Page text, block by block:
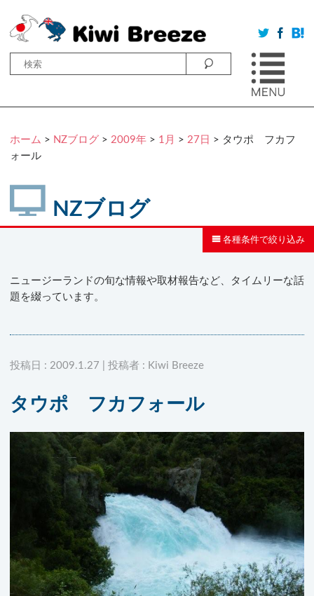
ホーム > NZブログ > 2009年 > 1月 > 27日 > タウポ フカフ
ォール
NZブログ
各種条件で絞り込み
ニュージーランドの旬な情報や取材報告など、タイムリーな話
題を綴っています。
投稿日 : 2009.1.27 | 投稿者 : Kiwi Breeze
タウポ フカフォール